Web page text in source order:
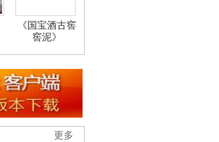
《国宝酒古窖
窖泥》
更多